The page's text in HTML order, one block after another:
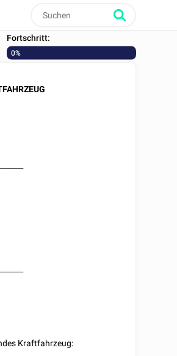
Fortschritt:
0%
Kraftfahrzeug: